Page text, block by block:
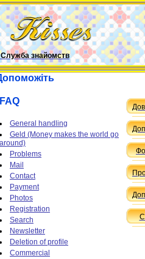
знайомств
FAQ
General handling
Geld (Money makes the world go
around)
Problems
Mail
Contact
Payment
Photos
Registration
Search
Newsletter
Deletion of profile
Commercial